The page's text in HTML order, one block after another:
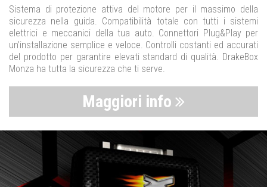
Sistema di protezione attiva del motore per il massimo della
sicurezza nella guida. Compatibilità totale con tutti i sistemi
elettrici e meccanici della tua auto. Connettori Plug&Play per
un’installazione semplice e veloce. Controlli costanti ed accurati
del prodotto per garantire elevati standard di qualità. DrakeBox
Monza ha tutta la sicurezza che ti serve.
Maggiori info